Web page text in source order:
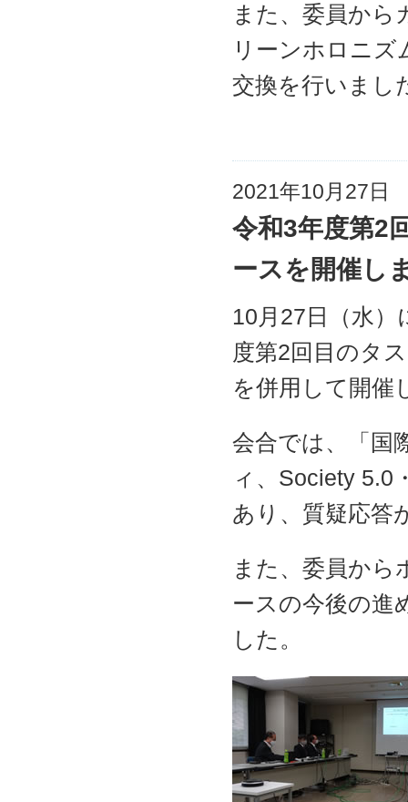
また、委員から
リーンホロニズ
交換を行いまし
2021年10月27日
令和3年度第2
ースを開催し
10月27日（水）
度第2回目のタ
を併用して開催
会合では、「国
ィ、Society 5.0
あり、質疑応答
また、委員から
ースの今後の進
した。